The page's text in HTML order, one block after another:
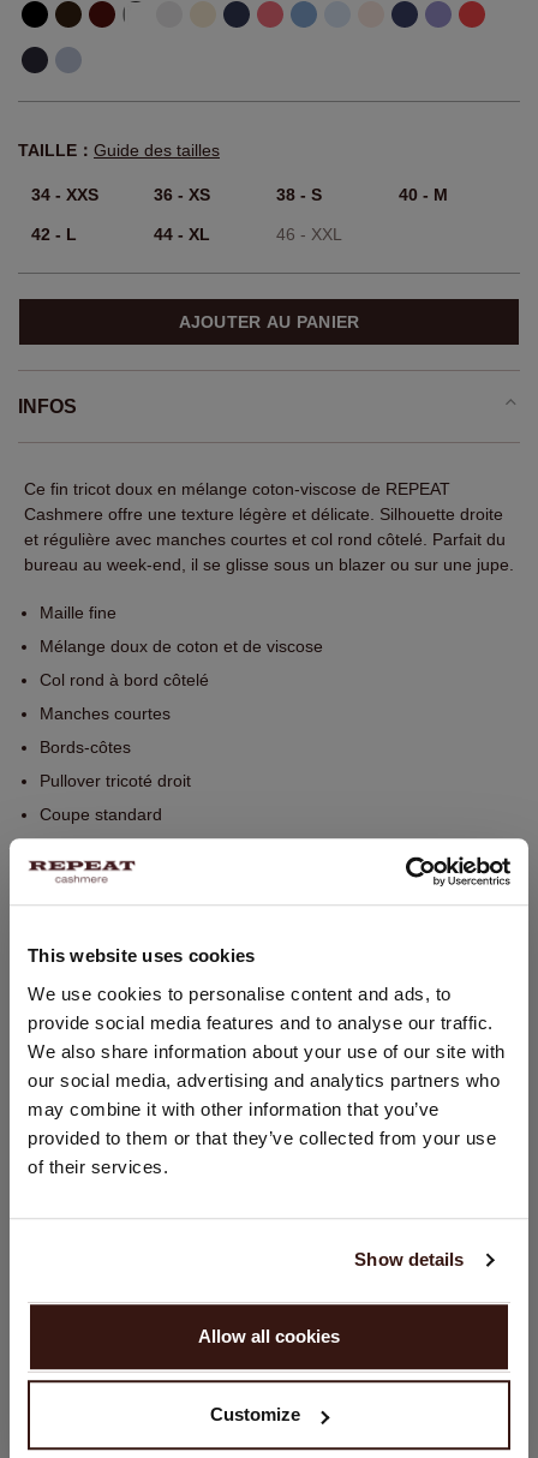
This website uses cookies
We use cookies to personalise content and ads, to
provide social media features and to analyse our traffic.
We also share information about your use of our site with
our social media, advertising and analytics partners who
may combine it with other information that you’ve
provided to them or that they’ve collected from your use
of their services.
Show details
Allow all cookies
Customize
TAILLE： Guide des tailles
34 - XXS 36 - XS 38 - S 40 - M
42 - L 44 - XL 46 - XXL
AJOUTER AU PANIER
INFOS
Ce fin tricot doux en mélange coton-viscose de REPEAT
Cashmere offre une texture légère et délicate. Silhouette droite
et régulière avec manches courtes et col rond côtelé. Parfait du
bureau au week-end, il se glisse sous un blazer ou sur une jupe.
Maille fine
Mélange doux de coton et de viscose
Col rond à bord côtelé
Manches courtes
Bords-côtes
Pullover tricoté droit
Coupe standard
60% Coton / 40% Viscose
ENTRETIEN
LIVRAISON ET RETOURS
CHANGER DE PAYS
Vous visitez Repeat cashmere depuis Pays - Bas (€).
Souhaitez-vous mettre à jour votre localisation ?
États-Unis ($)
CONTINUER